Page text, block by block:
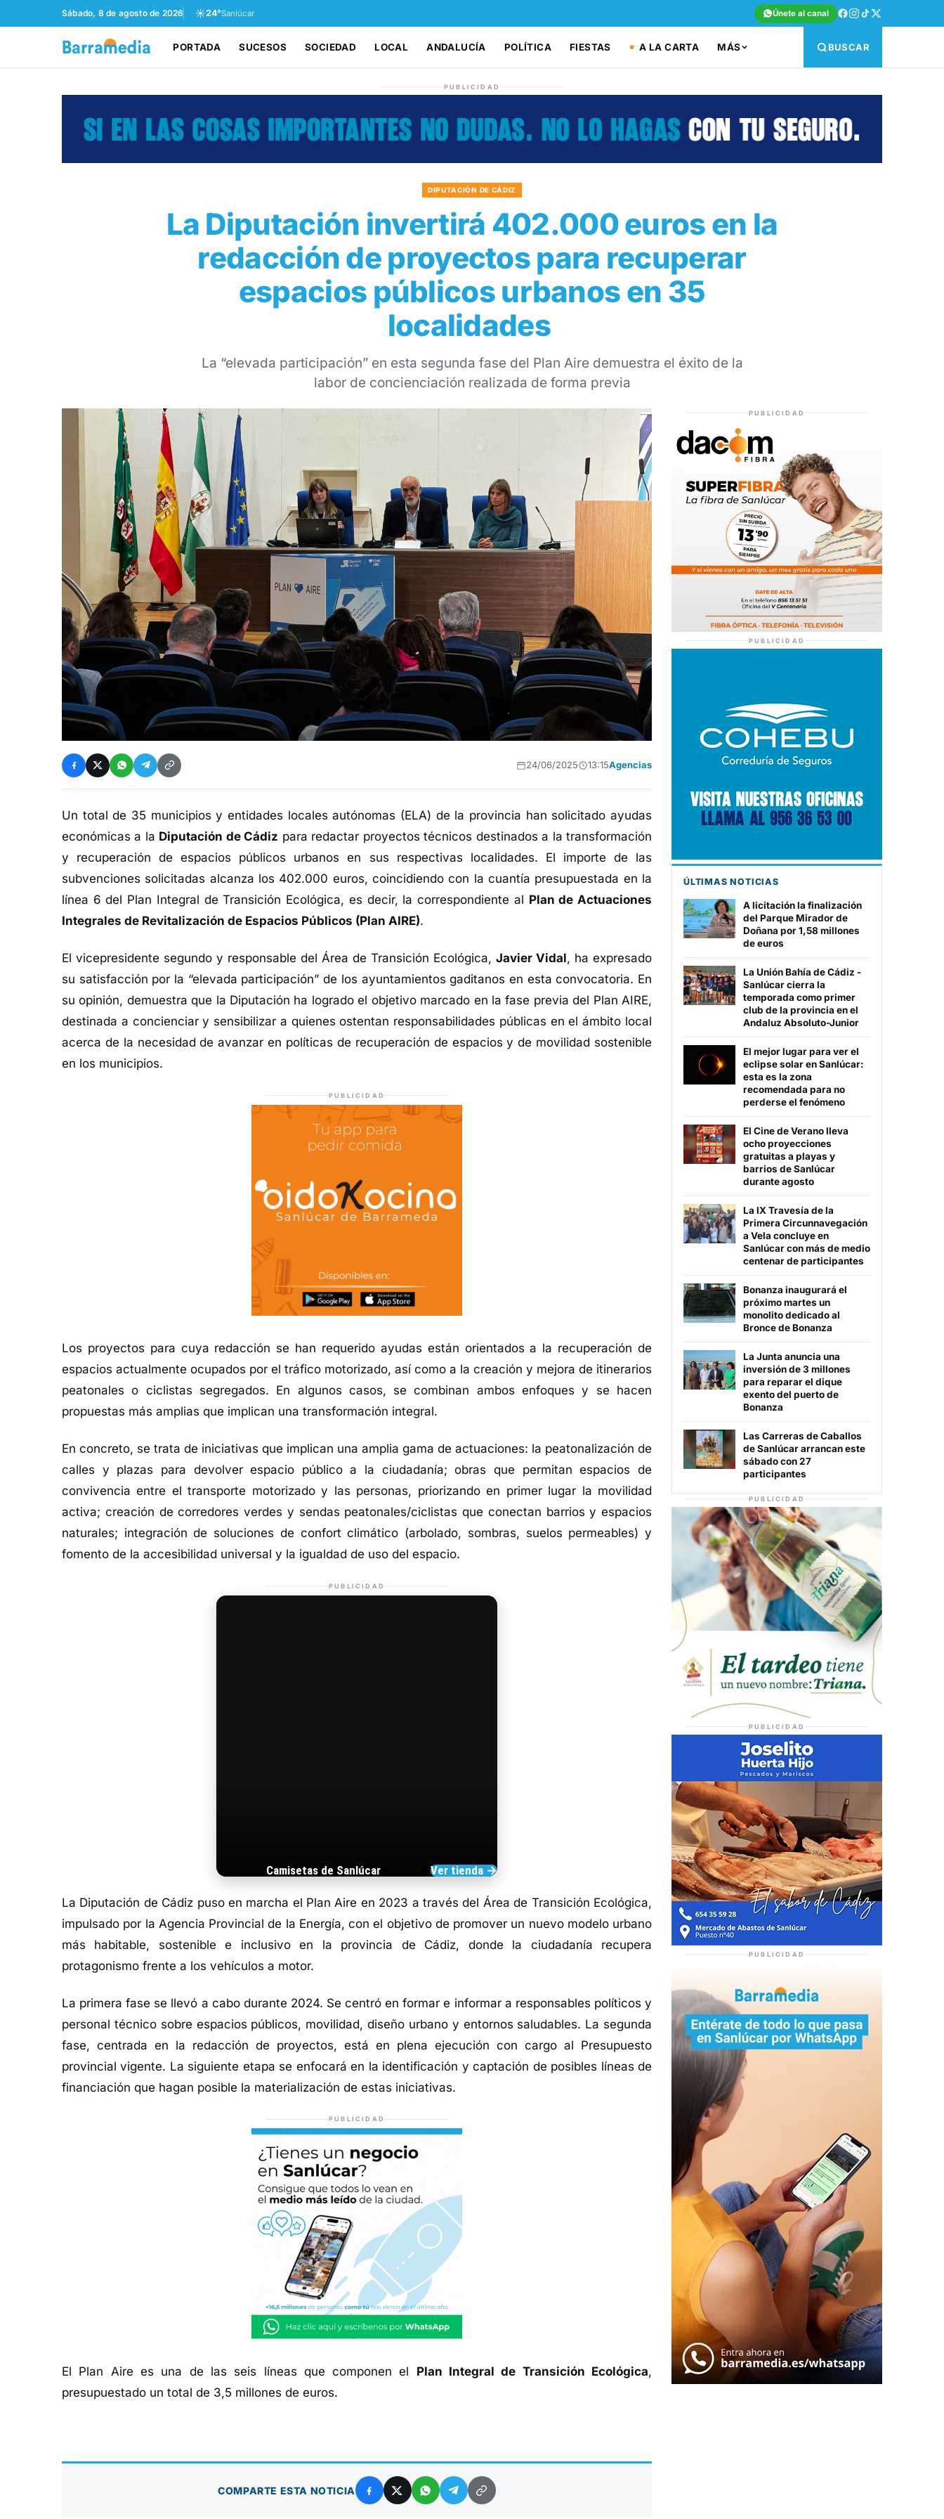
Sábado, 8 de agosto de 2026 ☀️24°Sanlúcar Únete al canal
PORTADA SUCESOS SOCIEDAD LOCAL ANDALUCÍA POLÍTICA FIESTAS A LA CARTA MÁS BUSCAR
PUBLICIDAD
DIPUTACIÓN DE CÁDIZ
La Diputación invertirá 402.000 euros en la
redacción de proyectos para recuperar
espacios públicos urbanos en 35
localidades
La “elevada participación” en esta segunda fase del Plan Aire demuestra el éxito de la
labor de concienciación realizada de forma previa
24/06/2025 13:15Agencias
Un total de 35 municipios y entidades locales autónomas (ELA) de la provincia han solicitado ayudas
económicas a la Diputación de Cádiz para redactar proyectos técnicos destinados a la transformación
y recuperación de espacios públicos urbanos en sus respectivas localidades. El importe de las
subvenciones solicitadas alcanza los 402.000 euros, coincidiendo con la cuantía presupuestada en la
línea 6 del Plan Integral de Transición Ecológica, es decir, la correspondiente al Plan de Actuaciones
Integrales de Revitalización de Espacios Públicos (Plan AIRE).
El vicepresidente segundo y responsable del Área de Transición Ecológica, Javier Vidal, ha expresado
su satisfacción por la “elevada participación” de los ayuntamientos gaditanos en esta convocatoria. En
su opinión, demuestra que la Diputación ha logrado el objetivo marcado en la fase previa del Plan AIRE,
destinada a concienciar y sensibilizar a quienes ostentan responsabilidades públicas en el ámbito local
acerca de la necesidad de avanzar en políticas de recuperación de espacios y de movilidad sostenible
en los municipios.
PUBLICIDAD
Los proyectos para cuya redacción se han requerido ayudas están orientados a la recuperación de
espacios actualmente ocupados por el tráfico motorizado, así como a la creación y mejora de itinerarios
peatonales o ciclistas segregados. En algunos casos, se combinan ambos enfoques y se hacen
propuestas más amplias que implican una transformación integral.
En concreto, se trata de iniciativas que implican una amplia gama de actuaciones: la peatonalización de
calles y plazas para devolver espacio público a la ciudadanía; obras que permitan espacios de
convivencia entre el transporte motorizado y las personas, priorizando en primer lugar la movilidad
activa; creación de corredores verdes y sendas peatonales/ciclistas que conectan barrios y espacios
naturales; integración de soluciones de confort climático (arbolado, sombras, suelos permeables) y
fomento de la accesibilidad universal y la igualdad de uso del espacio.
PUBLICIDAD
Camisetas de Sanlúcar Ver tienda →
La Diputación de Cádiz puso en marcha el Plan Aire en 2023 a través del Área de Transición Ecológica,
impulsado por la Agencia Provincial de la Energía, con el objetivo de promover un nuevo modelo urbano
más habitable, sostenible e inclusivo en la provincia de Cádiz, donde la ciudadanía recupera
protagonismo frente a los vehículos a motor.
La primera fase se llevó a cabo durante 2024. Se centró en formar e informar a responsables políticos y
personal técnico sobre espacios públicos, movilidad, diseño urbano y entornos saludables. La segunda
fase, centrada en la redacción de proyectos, está en plena ejecución con cargo al Presupuesto
provincial vigente. La siguiente etapa se enfocará en la identificación y captación de posibles líneas de
financiación que hagan posible la materialización de estas iniciativas.
PUBLICIDAD
El Plan Aire es una de las seis líneas que componen el Plan Integral de Transición Ecológica,
presupuestado un total de 3,5 millones de euros.
COMPARTE ESTA NOTICIA
PUBLICIDAD
PUBLICIDAD
ÚLTIMAS NOTICIAS
A licitación la finalización
del Parque Mirador de
Doñana por 1,58 millones
de euros
La Unión Bahía de Cádiz -
Sanlúcar cierra la
temporada como primer
club de la provincia en el
Andaluz Absoluto-Junior
El mejor lugar para ver el
eclipse solar en Sanlúcar:
esta es la zona
recomendada para no
perderse el fenómeno
El Cine de Verano lleva
ocho proyecciones
gratuitas a playas y
barrios de Sanlúcar
durante agosto
La IX Travesía de la
Primera Circunnavegación
a Vela concluye en
Sanlúcar con más de medio
centenar de participantes
Bonanza inaugurará el
próximo martes un
monolito dedicado al
Bronce de Bonanza
La Junta anuncia una
inversión de 3 millones
para reparar el dique
exento del puerto de
Bonanza
Las Carreras de Caballos
de Sanlúcar arrancan este
sábado con 27
participantes
PUBLICIDAD
PUBLICIDAD
PUBLICIDAD